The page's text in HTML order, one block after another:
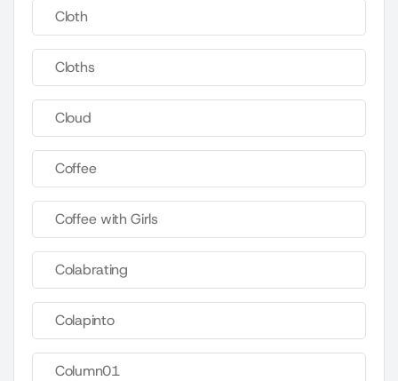
Cloth
Cloths
Cloud
Coffee
Coffee with Girls
Colabrating
Colapinto
Column01